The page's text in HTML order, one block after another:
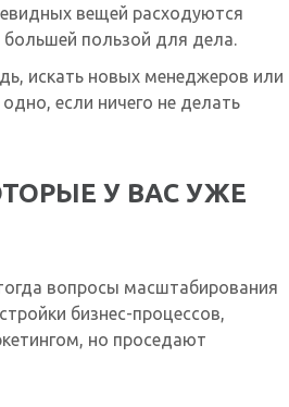
вещей расходуются
пользой для дела.
искать новых менеджеров или
если ничего не делать
У ВАС УЖЕ
вопросы масштабирования
бизнес-процессов,
но проседают